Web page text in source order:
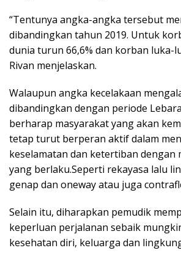
“Tentunya angka-angka tersebut
dibandingkan tahun 2019. Untuk
dunia turun 66,6% dan korban luka-
Rivan menjelaskan.
Walaupun angka kecelakaan
dibandingkan dengan periode
berharap masyarakat yang akan
tetap turut berperan aktif dalam
keselamatan dan ketertiban dengan
yang berlaku.Seperti rekayasa lalu
genap dan oneway atau juga
Selain itu, diharapkan pemudik
keperluan perjalanan sebaik
kesehatan diri, keluarga dan